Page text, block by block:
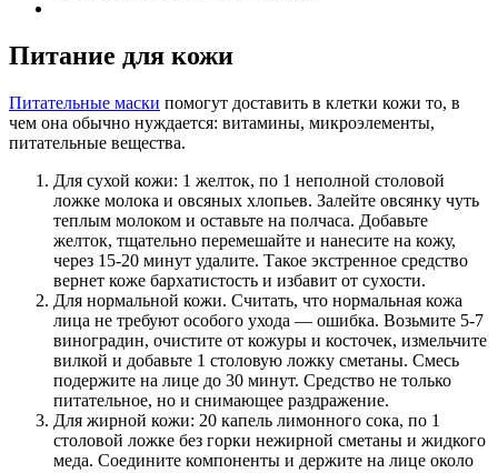
Питание для кожи
Питательные маски помогут доставить в клетки кожи то, в
чем она обычно нуждается: витамины, микроэлементы,
питательные вещества.
Для сухой кожи: 1 желток, по 1 неполной столовой
ложке молока и овсяных хлопьев. Залейте овсянку чуть
теплым молоком и оставьте на полчаса. Добавьте
желток, тщательно перемешайте и нанесите на кожу,
через 15-20 минут удалите. Такое экстренное средство
вернет коже бархатистость и избавит от сухости.
Для нормальной кожи. Считать, что нормальная кожа
лица не требуют особого ухода — ошибка. Возьмите 5-7
виноградин, очистите от кожуры и косточек, измельчите
вилкой и добавьте 1 столовую ложку сметаны. Смесь
подержите на лице до 30 минут. Средство не только
питательное, но и снимающее раздражение.
Для жирной кожи: 20 капель лимонного сока, по 1
столовой ложке без горки нежирной сметаны и жидкого
меда. Соедините компоненты и держите на лице около